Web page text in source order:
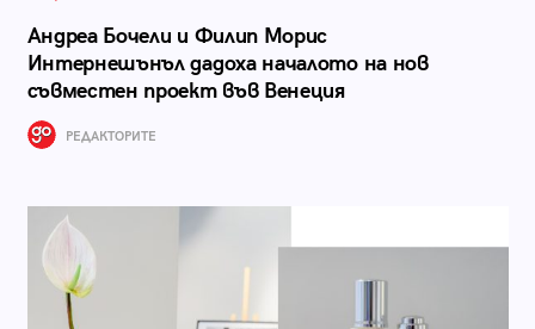
Андреа Бочели и Филип Морис
Интернешънъл дадоха началото на нов
съвместен проект във Венеция
РЕДАКТОРИТЕ